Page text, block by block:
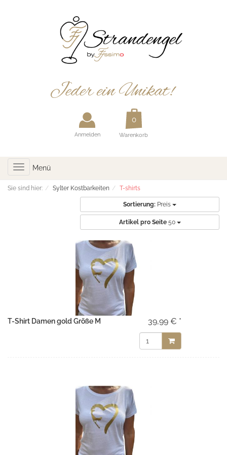
Anmelden Warenkorb
Toggle
navigation
Menü
Sie sind hier: Sylter Kostbarkeiten T-shirts
Sortierung: Preis
Artikel pro Seite 50
T-Shirt Damen gold Größe M 39,99 € *